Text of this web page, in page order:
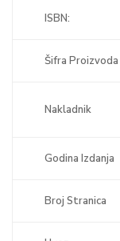
ISBN:
Šifra Proizvoda
Nakladnik
Godina Izdanja
Broj Stranica